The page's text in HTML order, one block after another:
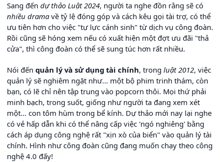
Sang đến dự thảo Luật 2024, người ta nghe đồn rằng sẽ có
nhiều drama về tỷ lệ đóng góp và cách kêu gọi tài trợ, có thể
ưu tiên hơn cho việc "tự lực cánh sinh" từ dịch vụ công đoàn.
Rồi cũng sẽ hóng xem nếu có xuất hiện một đợt ưu đãi "thả
cửa", thì công đoàn có thể sẽ sung túc hơn rất nhiều.
Nói đến quản lý và sử dụng tài chính, trong luật 2012, việc
quản lý sẽ nghiêm ngặt như... một bộ phim trinh thám, còn
bạn, có lẽ chỉ nên tập trung vào popcorn thôi. Mọi thứ phải
minh bạch, trong suốt, giống như người ta đang xem xét
một... con tôm hùm trong bể kính. Dự thảo mới nay lại nghe
có vẻ hấp dẫn khi có thể nâng cấp việc 'ngó nghiêng' bằng
cách áp dụng công nghệ rất "xịn xò của biển" vào quản lý tài
chính. Hình như công đoàn cũng đang muốn chạy theo công
nghệ 4.0 đấy!